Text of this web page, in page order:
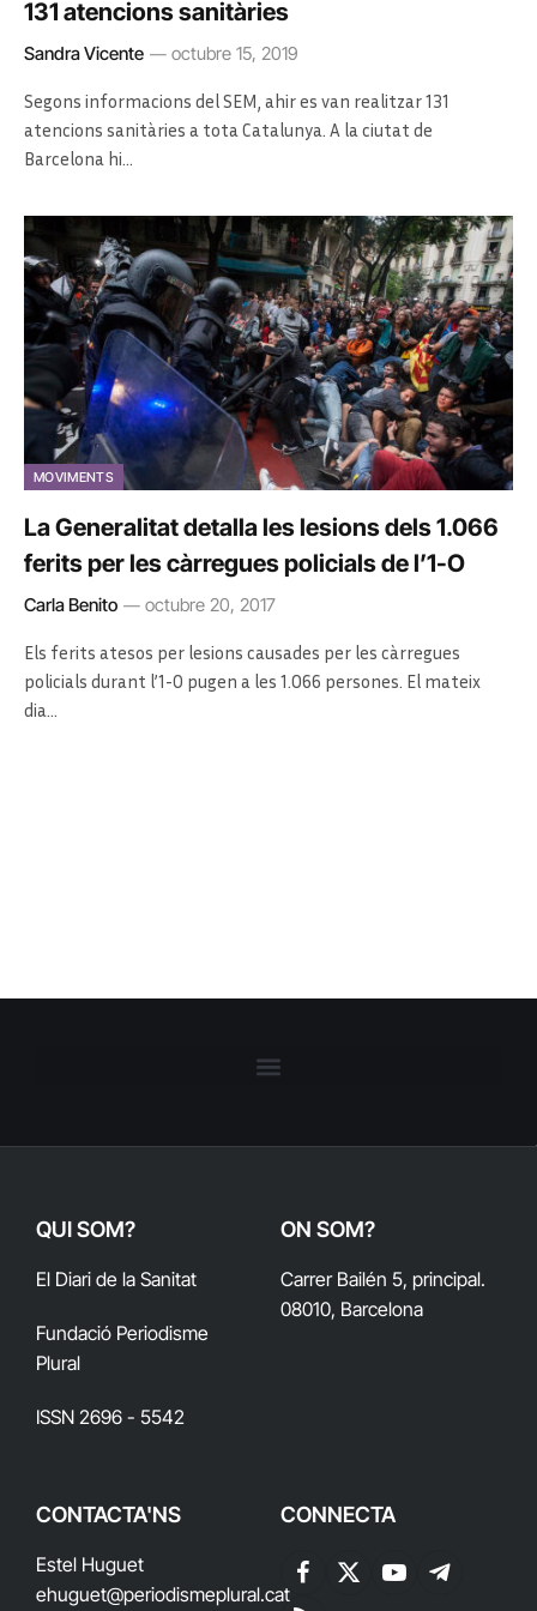
131 atencions sanitàries
Sandra Vicente octubre 15, 2019
Segons informacions del SEM, ahir es van realitzar 131
atencions sanitàries a tota Catalunya. A la ciutat de
Barcelona hi…
MOVIMENTS
La Generalitat detalla les lesions dels 1.066
ferits per les càrregues policials de l’1-O
Carla Benito octubre 20, 2017
Els ferits atesos per lesions causades per les càrregues
policials durant l’1-O pugen a les 1.066 persones. El mateix
dia…
QUI SOM?
El Diari de la Sanitat
Fundació Periodisme
Plural
ISSN 2696 - 5542
ON SOM?
Carrer Bailén 5, principal.
08010, Barcelona
CONTACTA'NS
Estel Huguet
ehuguet@periodismeplural.cat
CONNECTA
Facebook
X
YouTubeTelegram